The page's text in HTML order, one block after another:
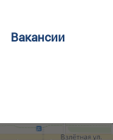
Вакансии